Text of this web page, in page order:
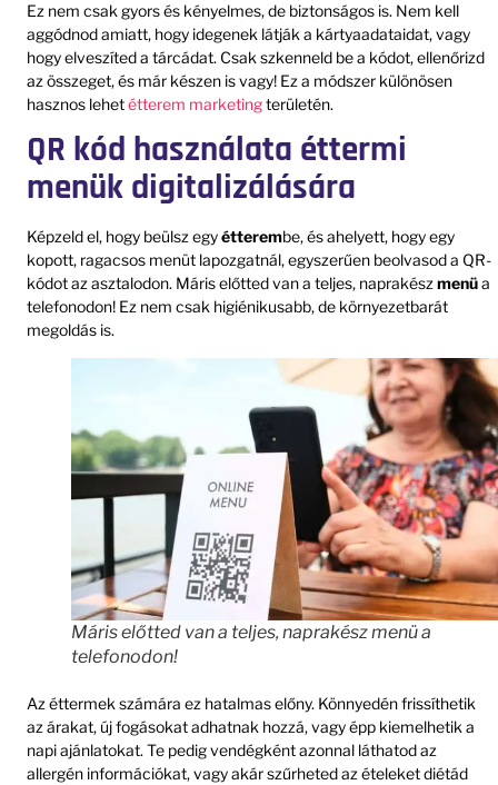
Ez nem csak gyors és kényelmes, de biztonságos is. Nem kell
aggódnod amiatt, hogy idegenek látják a kártyaadataidat, vagy
hogy elveszíted a tárcádat. Csak szkenneld be a kódot, ellenőrizd
az összeget, és már készen is vagy! Ez a módszer különösen
hasznos lehetétterem marketingterületén.
QR kód használata éttermi
menük digitalizálására
Képzeld el, hogy beülsz egyétterembe, és ahelyett, hogy egy
kopott, ragacsos menüt lapozgatnál, egyszerűen beolvasod a QR-
kódot az asztalodon. Máris előtted van a teljes, naprakész menüa
telefonodon! Ez nem csak higiénikusabb, de környezetbarát
megoldás is.
Máris előtted van a teljes, naprakész menü a
telefonodon!
Az éttermek számára ez hatalmas előny. Könnyedén frissíthetik
az árakat, új fogásokat adhatnak hozzá, vagy épp kiemelhetik a
napi ajánlatokat. Te pedig vendégként azonnal láthatod az
allergén információkat, vagy akár szűrheted az ételeket diétád